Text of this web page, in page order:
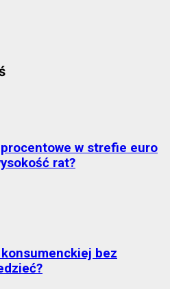
w strefie euro
rat?
konsumenckiej bez